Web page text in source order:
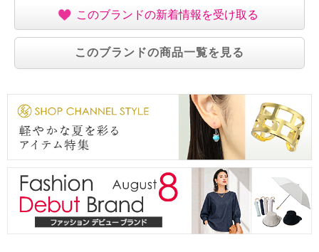
【サイズ】
・Ａ４サイズ：不可
【個体差あり】
・個体差あり
【原産国（地）】
・中国製
このブランドの新着情報を受け取る
このブランドの商品一覧を見る